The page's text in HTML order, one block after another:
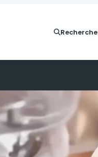
Recherche